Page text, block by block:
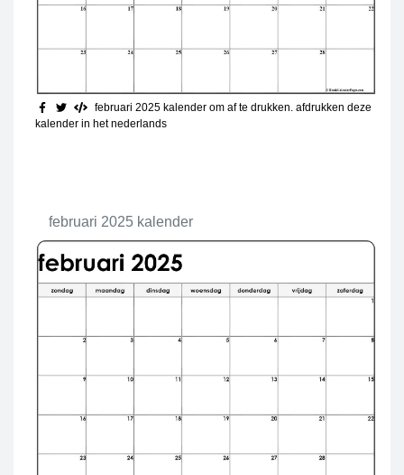
februari 2025 kalender om af te drukken . afdrukken deze
kalender in het nederlands
februari 2025 kalender